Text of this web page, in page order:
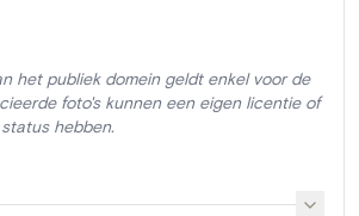
het publiek domein geldt enkel voor de
foto's kunnen een eigen licentie of
hebben.